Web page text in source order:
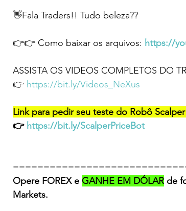
👋Fala Traders!! Tudo beleza??
👉👉 Como baixar os arquivos: https://
ASSISTA OS VIDEOS COMPLETOS DO
👉 https://bit.ly/Videos_NeXus
Link para pedir seu teste do Robô
👉 https://bit.ly/ScalperPriceBot
Opere FOREX e GANHE EM DÓLAR de
Markets.